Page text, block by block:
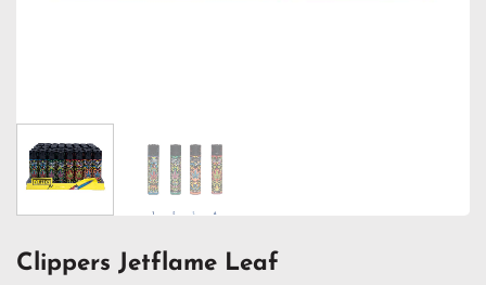
Clippers Jetflame Leaf